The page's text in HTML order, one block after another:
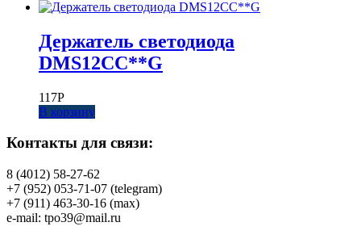
Держатель светодиода
DMS12CC**G
117Р
В корзину
Контакты для связи:
8 (4012) 58-27-62
+7 (952) 053-71-07 (telegram)
+7 (911) 463-30-16 (max)
e-mail: tpo39@mail.ru